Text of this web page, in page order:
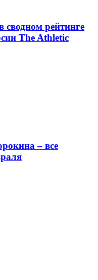
рейтинге
The Athletic
– все